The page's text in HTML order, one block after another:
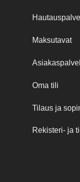
Maksutavat
Oma tili
Tilaus ja
Rekisteri- ja